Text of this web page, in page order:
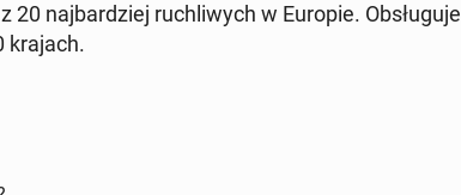
naj­bar­dziej ru­chli­wych w Europie. Ob­słu­gu­je
krajach.